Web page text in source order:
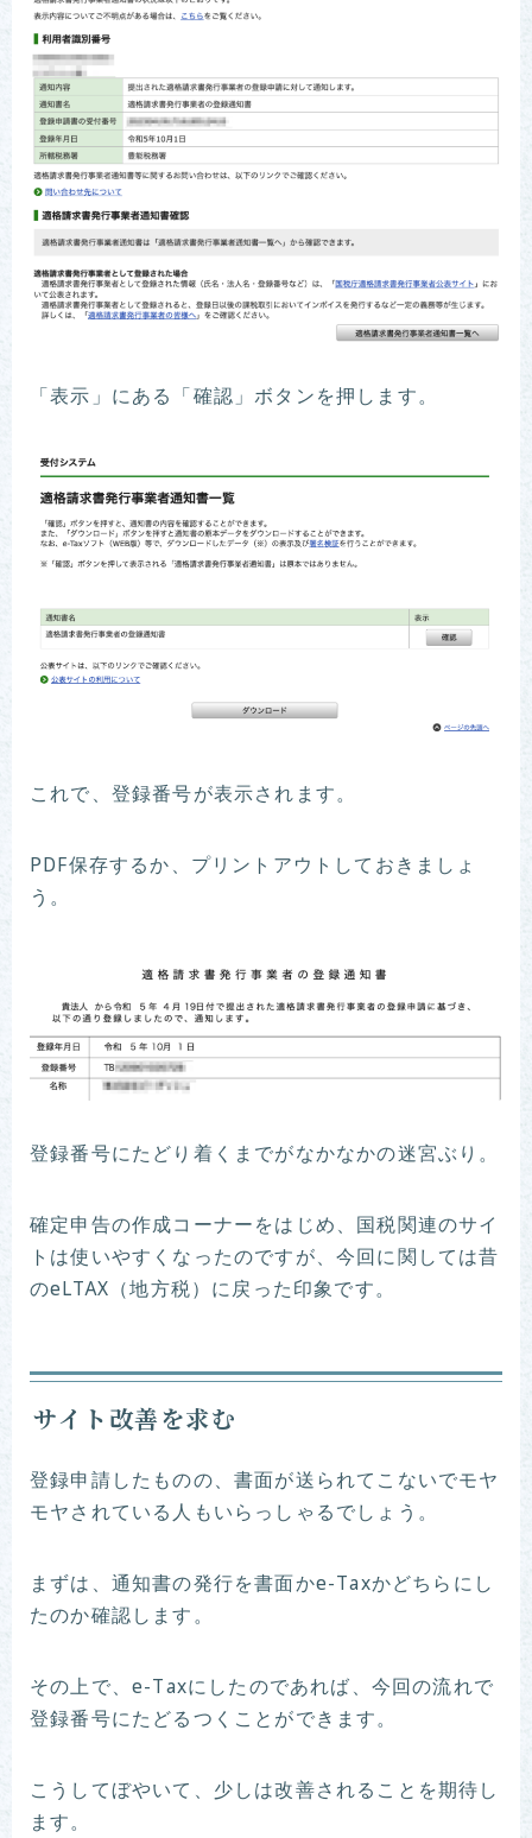
「表示」にある「確認」ボタンを押します。
これで、登録番号が表示されます。
PDF保存するか、プリントアウトしておきましょ
う。
登録番号にたどり着くまでがなかなかの迷宮ぶり。
確定申告の作成コーナーをはじめ、国税関連のサイ
トは使いやすくなったのですが、今回に関しては昔
のeLTAX（地方税）に戻った印象です。
サイト改善を求む
登録申請したものの、書面が送られてこないでモヤ
モヤされている人もいらっしゃるでしょう。
まずは、通知書の発行を書面かe-Taxかどちらにし
たのか確認します。
その上で、e-Taxにしたのであれば、今回の流れで
登録番号にたどるつくことができます。
こうしてぼやいて、少しは改善されることを期待し
ます。